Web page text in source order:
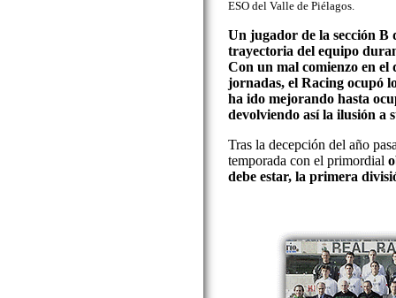
ESO del Valle de Piélagos.
Un jugador de la sección B
trayectoria del equipo
Con un mal comienzo en
jornadas, el Racing ocupó
ha ido mejorando hasta
devolviendo así la ilusión a
Tras la decepción del año
temporada con el primordial
debe estar, la primera